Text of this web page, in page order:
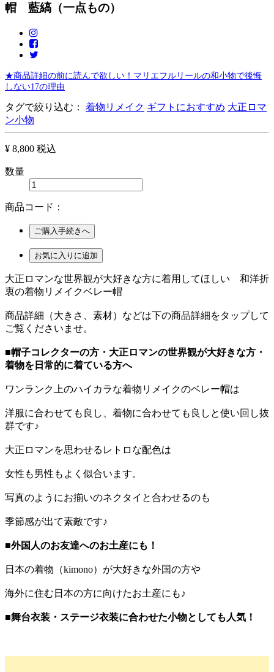
帽 藍縞（一点もの）
★商品詳細の前に読んで欲しい！マリエフルリールの和小物で後悔
しない17の理由
タグで絞り込む： 着物リメイク ギフトにおすすめ 大正ロマ
ン小物
¥ 8,800 税込
数量
商品コード：
ご購入手続きへ
お気に入りに追加
大正ロマンな世界観が大好きな方に着用してほしい 和洋折
衷の着物リメイクベレー帽
商品詳細（大きさ、素材）などは下の商品詳細をタップして
ご覧くださいませ。
■帽子コレクターの方・大正ロマンの世界観が大好きな方・
着物を日常的に着ている方へ
ワンランク上のハイカラな着物リメイクのベレー帽は
洋服に合わせても良し、着物に合わせても良しと使い回し抜
群です♪
大正ロマンを思わせるレトロな配色は
女性も男性もよく似合います。
写真のようにお揃いのネクタイと合わせるのも
季節感が出て素敵です♪
■外国人のお友達へのお土産にも！
日本の着物（kimono）が大好きな外国の方や
海外に住む日本の方に向けたお土産にも♪
■舞台衣装・ステージ衣装に合わせた小物としても人気！